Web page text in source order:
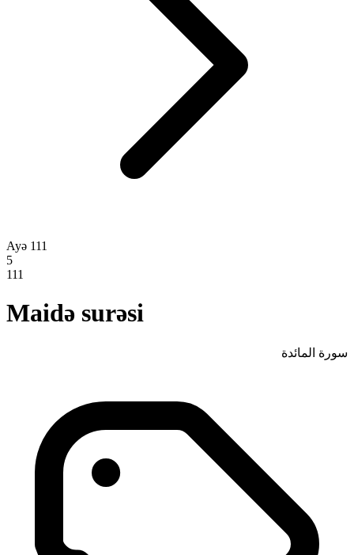
Ayə 111
5
111
Maidə surəsi
سورة المائدة